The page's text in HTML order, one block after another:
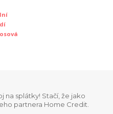
na splátky! Stačí, že jako
partnera Home Credit.